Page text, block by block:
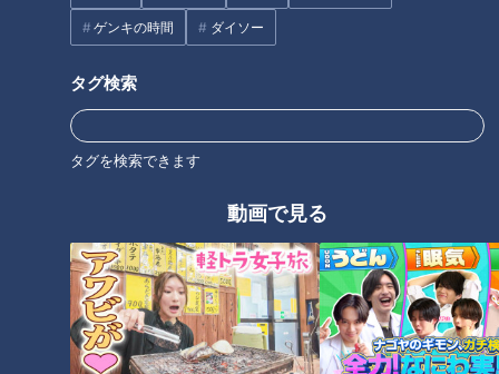
ゲンキの時間 ダイソー
タグ検索
タグを検索できます
動画で見る
「サンデードラゴンズ」より清水達也投手(C)CBCテレビ
清水投手は信条としている言葉がある。それはパートナーから
の贈り物のような金言だ。
清水投手：「今日だけ頑張ってきてね。今日だけ抑えてきて
ね」と。これは嫁から言われている言葉なんです。（いつだっ
たか）僕が先の話をしたんですよね。「このまま何十試合投げ